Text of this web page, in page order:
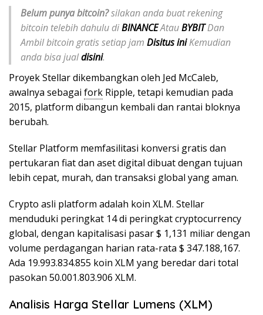
Belum punya bitcoin?silakan anda buat rekening
bitcoin telebih dahulu diBINANCEAtauBYBITDan
Ambil bitcoin gratis setiap jam Disitus iniKemudian
anda bisa jualdisini.
Proyek Stellar dikembangkan oleh Jed McCaleb,
awalnya sebagai fork Ripple, tetapi kemudian pada
2015, platform dibangun kembali dan rantai bloknya
berubah.
Stellar Platform memfasilitasi konversi gratis dan
pertukaran fiat dan aset digital dibuat dengan tujuan
lebih cepat, murah, dan transaksi global yang aman.
Crypto asli platform adalah koin XLM. Stellar
menduduki peringkat 14 di peringkat cryptocurrency
global, dengan kapitalisasi pasar $ 1,131 miliar dengan
volume perdagangan harian rata-rata $ 347.188,167.
Ada 19.993.834.855 koin XLM yang beredar dari total
pasokan 50.001.803.906 XLM.
Analisis Harga Stellar Lumens (XLM)